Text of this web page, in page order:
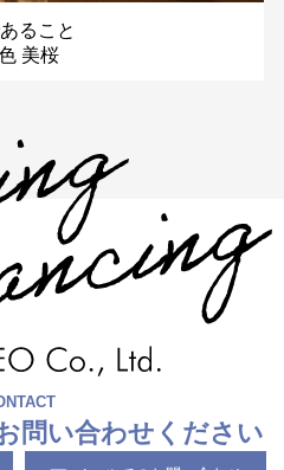
ること
美桜
問い合わせください